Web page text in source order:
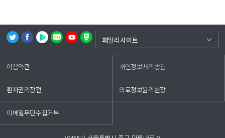
패밀리사이트
백중앙의료원
부산백병원
상계백병원
이용약관 개인정보처리방침
환자권리장전 의료정보윤리헌장
이메일무단수집거부